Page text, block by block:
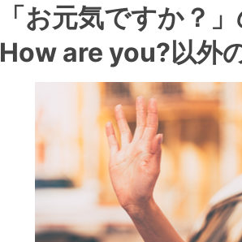
「お元気ですか？
How are you?以外